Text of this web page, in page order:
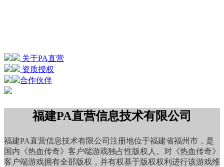
关于PA直营
资质授权
合作伙伴
福建PA直营信息技术有限公司
福建PA直营信息技术有限公司注册地位于福建省福州市，是
国内《热血传奇》客户端游戏独占性版权人。对《热血传奇》
客户端游戏拥有全部版权，并有权基于版权权利进行该游戏维